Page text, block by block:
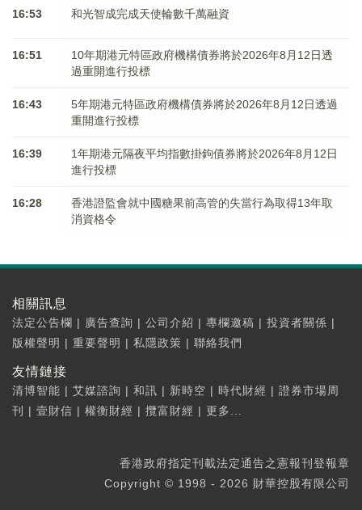
16:53 和光智成完成天使輪數千萬融資
16:51
10年期港元特區政府機構債券將於2026年8月12日透
過重開進行投標
16:43
5年期港元特區政府機構債券將於2026年8月12日透過
重開進行投標
16:39
1年期港元隔夜平均指數掛鉤債券將於2026年8月12日
進行投標
16:28
香港證監會就中國糖果前高管的失當行為取得13年取
消資格令
相關訊息
法定公告欄 | 廣告查詢 | 公司介紹 | 專欄邀稿 | 投資者關係 |
版權聲明 | 重要聲明 | 私隱政策 | 聯絡我們
友情鏈接
清博智能 | 艾媒諮詢 | 和訊 | 新時空 | 時代財經 | 證券市場周
刊
| 壹財信 | 權衡財經 | 攬富財經 | 更多...
香港政府指定刊載法定通告之憲報刊登報章
Copyright © 1998 - 2026 財華控股有限公司